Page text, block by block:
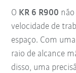
O KR 6 R900
velocidade de
espaço. Com
raio de alcance
disso, uma